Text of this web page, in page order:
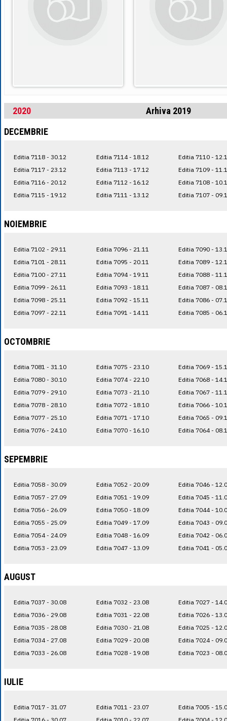
2020
Arhiva 2019
DECEMBRIE
Editia 7118 - 30.12
Editia 7117 - 23.12
Editia 7116 - 20.12
Editia 7115 - 19.12
Editia 7114 - 18.12
Editia 7113 - 17.12
Editia 7112 - 16.12
Editia 7111 - 13.12
Editia 7110 -
Editia 7109 -
Editia 7108 -
Editia 7107 -
NOIEMBRIE
Editia 7102 - 29.11
Editia 7101 - 28.11
Editia 7100 - 27.11
Editia 7099 - 26.11
Editia 7098 - 25.11
Editia 7097 - 22.11
Editia 7096 - 21.11
Editia 7095 - 20.11
Editia 7094 - 19.11
Editia 7093 - 18.11
Editia 7092 - 15.11
Editia 7091 - 14.11
Editia 7090 -
Editia 7089 -
Editia 7088 -
Editia 7087 -
Editia 7086 -
Editia 7085 -
OCTOMBRIE
Editia 7081 - 31.10
Editia 7080 - 30.10
Editia 7079 - 29.10
Editia 7078 - 28.10
Editia 7077 - 25.10
Editia 7076 - 24.10
Editia 7075 - 23.10
Editia 7074 - 22.10
Editia 7073 - 21.10
Editia 7072 - 18.10
Editia 7071 - 17.10
Editia 7070 - 16.10
Editia 7069 -
Editia 7068 -
Editia 7067 -
Editia 7066 -
Editia 7065 -
Editia 7064 -
SEPEMBRIE
Editia 7058 - 30.09
Editia 7057 - 27.09
Editia 7056 - 26.09
Editia 7055 - 25.09
Editia 7054 - 24.09
Editia 7053 - 23.09
Editia 7052 - 20.09
Editia 7051 - 19.09
Editia 7050 - 18.09
Editia 7049 - 17.09
Editia 7048 - 16.09
Editia 7047 - 13.09
Editia 7046 -
Editia 7045 -
Editia 7044 -
Editia 7043 -
Editia 7042 -
Editia 7041 -
AUGUST
Editia 7037 - 30.08
Editia 7036 - 29.08
Editia 7035 - 28.08
Editia 7034 - 27.08
Editia 7033 - 26.08
Editia 7032 - 23.08
Editia 7031 - 22.08
Editia 7030 - 21.08
Editia 7029 - 20.08
Editia 7028 - 19.08
Editia 7027 -
Editia 7026 -
Editia 7025 -
Editia 7024 -
Editia 7023 -
IULIE
Editia 7017 - 31.07
Editia 7016 - 30.07
Editia 7011 - 23.07
Editia 7010 - 22.07
Editia 7005 -
Editia 7004 -